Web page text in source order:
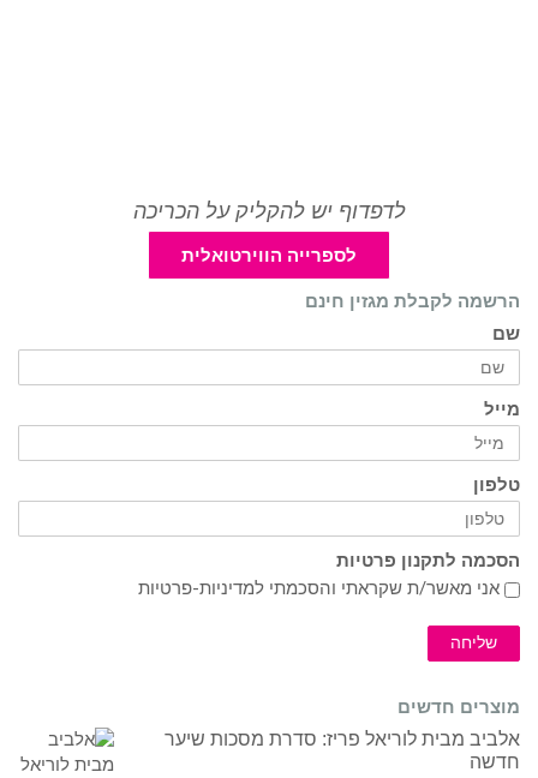
לדפדוף יש להקליק על הכריכה
לספרייה הווירטואלית
הרשמה לקבלת מגזין חינם
שם
מייל
טלפון
הסכמה לתקנון פרטיות
אני מאשר/ת שקראתי והסכמתי למדיניות-פרטיות
שליחה
מוצרים חדשים
אלביב מבית לוריאל פריז: סדרת מסכות שיער
חדשה